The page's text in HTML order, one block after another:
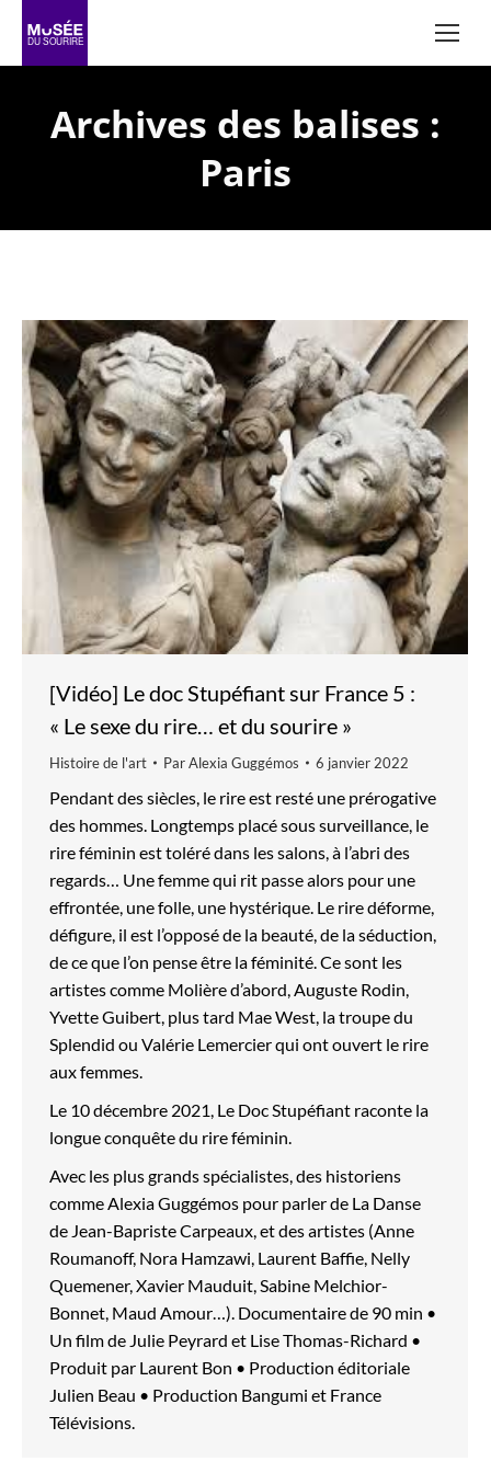
Archives des balises :
Paris
[Vidéo] Le doc Stupéfiant sur France 5 :
« Le sexe du rire… et du sourire »
Histoire de l'art ParAlexia Guggémos 6 janvier 2022
Pendant des siècles, le rire est resté une prérogative
des hommes. Longtemps placé sous surveillance, le
rire féminin est toléré dans les salons, à l’abri des
regards… Une femme qui rit passe alors pour une
effrontée, une folle, une hystérique. Le rire déforme,
défigure, il est l’opposé de la beauté, de la séduction,
de ce que l’on pense être la féminité. Ce sont les
artistes comme Molière d’abord, Auguste Rodin,
Yvette Guibert, plus tard Mae West, la troupe du
Splendid ou Valérie Lemercier qui ont ouvert le rire
aux femmes.
Le 10 décembre 2021, Le Doc Stupéfiant raconte la
longue conquête du rire féminin.
Avec les plus grands spécialistes, des historiens
comme Alexia Guggémos pour parler de La Danse
de Jean-Bapriste Carpeaux, et des artistes (Anne
Roumanoff, Nora Hamzawi, Laurent Baffie, Nelly
Quemener, Xavier Mauduit, Sabine Melchior-
Bonnet, Maud Amour…). Documentaire de 90 min •
Un film de Julie Peyrard et Lise Thomas-Richard •
Produit par Laurent Bon • Production éditoriale
Julien Beau • Production Bangumi et France
Télévisions.